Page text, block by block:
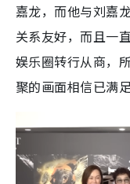
嘉龙，而他与刘嘉
关系友好，而且一
娱乐圈转行从商，
聚的画面相信已满